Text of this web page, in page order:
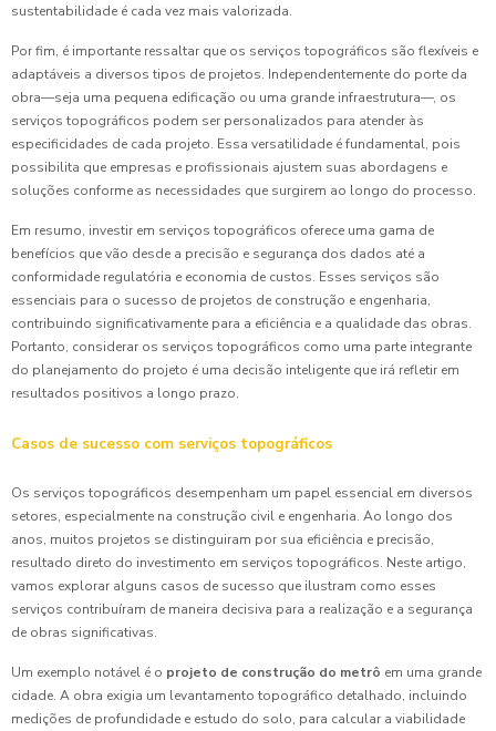
sustentabilidade é cada vez mais valorizada.
Por fim, é importante ressaltar que os serviços topográficos são flexíveis e
adaptáveis a diversos tipos de projetos. Independentemente do porte da
obra—seja uma pequena edificação ou uma grande infraestrutura—, os
serviços topográficos podem ser personalizados para atender às
especificidades de cada projeto. Essa versatilidade é fundamental, pois
possibilita que empresas e profissionais ajustem suas abordagens e
soluções conforme as necessidades que surgirem ao longo do processo.
Em resumo, investir em serviços topográficos oferece uma gama de
benefícios que vão desde a precisão e segurança dos dados até a
conformidade regulatória e economia de custos. Esses serviços são
essenciais para o sucesso de projetos de construção e engenharia,
contribuindo significativamente para a eficiência e a qualidade das obras.
Portanto, considerar os serviços topográficos como uma parte integrante
do planejamento do projeto é uma decisão inteligente que irá refletir em
resultados positivos a longo prazo.
Casos de sucesso com serviços topográficos
Os serviços topográficos desempenham um papel essencial em diversos
setores, especialmente na construção civil e engenharia. Ao longo dos
anos, muitos projetos se distinguiram por sua eficiência e precisão,
resultado direto do investimento em serviços topográficos. Neste artigo,
vamos explorar alguns casos de sucesso que ilustram como esses
serviços contribuíram de maneira decisiva para a realização e a segurança
de obras significativas.
Um exemplo notável é o projeto de construção do metrô em uma grande
cidade. A obra exigia um levantamento topográfico detalhado, incluindo
medições de profundidade e estudo do solo, para calcular a viabilidade